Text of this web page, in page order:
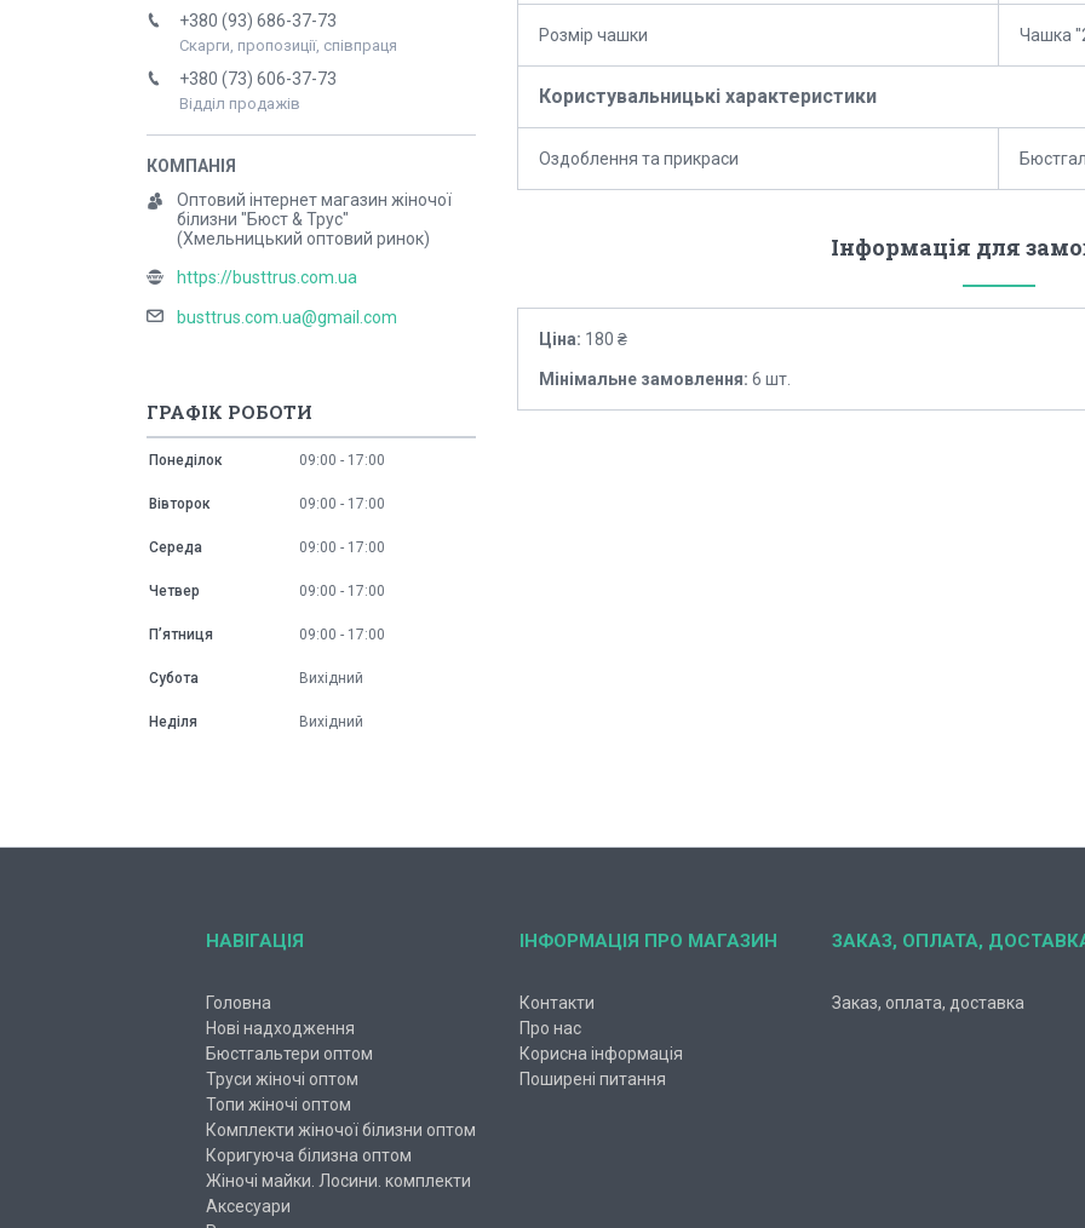
Розмір чашки Чашка
Користувальницькі характеристики
Оздоблення та прикраси
Інформація для
Ціна: 180 ₴
Мінімальне замовлення: 6 шт.
+380 (93) 686-37-73
Скарги, пропозиції, співпраця
+380 (73) 606-37-73
Відділ продажів
Оптовий інтернет магазин жіночої
білизни "Бюст & Трус"
(Хмельницький оптовий ринок)
https://busttrus.com.ua
busttrus.com.ua@gmail.com
ГРАФІК РОБОТИ
Понеділок 09:00 17:00
Вівторок 09:00 17:00
Середа 09:00 17:00
Четвер 09:00 17:00
Пʼятниця 09:00 17:00
Субота Вихідний
Неділя Вихідний
НАВІГАЦІЯ
Головна
Нові надходження
Бюстгальтери оптом
Труси жіночі оптом
Топи жіночі оптом
Комплекти жіночої білизни оптом
Коригуюча білизна оптом
Жіночі майки. Лосини. комплекти
Аксесуари
ІНФОРМАЦІЯ ПРО МАГАЗИН
Контакти
Про нас
Корисна інформація
Поширені питання
ЗАКАЗ, ОПЛАТА,
Заказ, оплата, доставка